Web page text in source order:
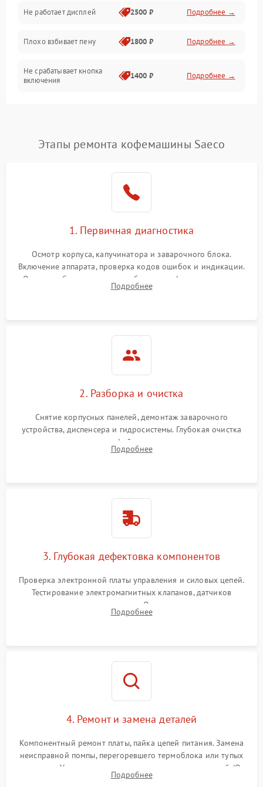
Не работает дисплей 2500 ₽ Подробнее →
Плохо взбивает пену 1800 ₽ Подробнее →
Не срабатывает кнопка
включения
1400 ₽ Подробнее →
Постоянные сбои в работе 1500 ₽ Подробнее →
Этапы ремонта кофемашины Saeco
1. Первичная диагностика
Осмотр корпуса, капучинатора и заварочного блока.
Включение аппарата, проверка кодов ошибок и индикации.
Оценка работы помпы, термоблока и кофемолки на слух.
Измерение температуры и давления воды для выявления
Подробнее
2. Разборка и очистка
Снятие корпусных панелей, демонтаж заварочного
устройства, диспенсера и гидросистемы. Глубокая очистка
внутренних узлов от кофейных масел, жмыха и накипи.
Промывка дренажных каналов и фильтров с использованием
Подробнее
3. Глубокая дефектовка компонентов
Проверка электронной платы управления и силовых цепей.
Тестирование электромагнитных клапанов, датчиков
температуры и расходомера. Оценка степени износа
жерновов кофемолки, уплотнительных колец гидросистемы
Подробнее
4. Ремонт и замена деталей
Компонентный ремонт платы, пайка цепей питания. Замена
неисправной помпы, перегоревшего термоблока или тупых
жерновов. Установка новых силиконовых уплотнителей (O-
ring) и тефлоновых трубок для надежного устранения
Подробнее